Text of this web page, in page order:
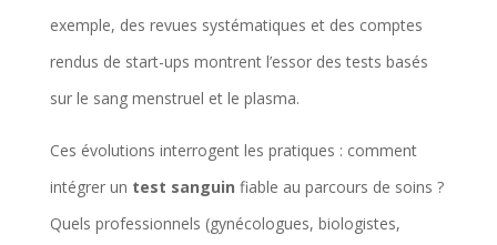
exemple, des revues systématiques et des comptes
rendus de start-ups montrent l’essor des tests basés
sur le sang menstruel et le plasma.
Ces évolutions interrogent les pratiques : comment
intégrer un test sanguin fiable au parcours de soins ?
Quels professionnels (gynécologues, biologistes,